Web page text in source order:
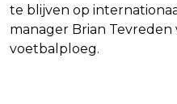
te blijven op
manager Brian Tevreden
voetbalploeg.